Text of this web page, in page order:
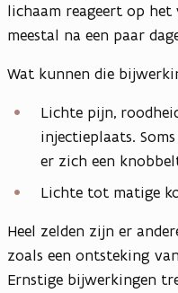
lichaam reageert op
meestal na een paar
Wat kunnen die
Lichte pijn,
injectieplaats.
er zich een
Lichte tot matige
Heel zelden zijn er
zoals een ontsteking
Ernstige bijwerkingen